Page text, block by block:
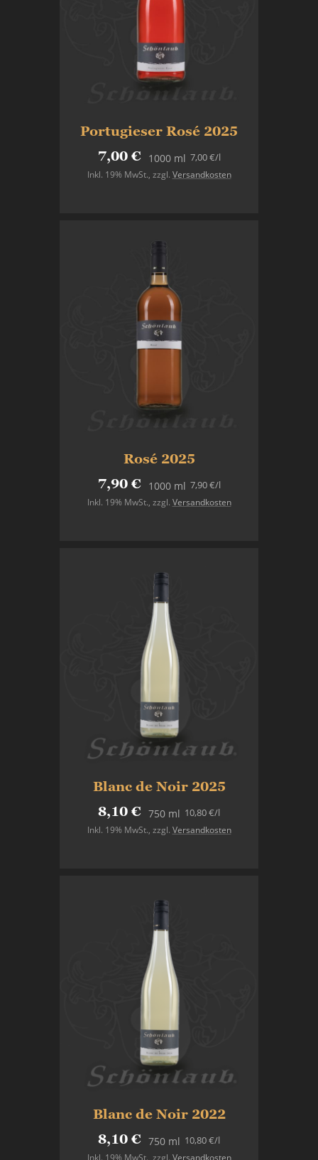
Portugieser Rosé 2025
7,00 €
1000 ml
Inkl. 19% MwSt., zzgl. Versandkosten
7,00 €/l
Rosé 2025
7,90 €
1000 ml
Inkl. 19% MwSt., zzgl. Versandkosten
7,90 €/l
Blanc de Noir 2025
8,10 € 750 ml
Inkl. 19% MwSt., zzgl. Versandkosten
10,80 €/l
Blanc de Noir 2022
8,10 € 750 ml
Inkl. 19% MwSt. zzgl. Versandkosten
10,80 €/l